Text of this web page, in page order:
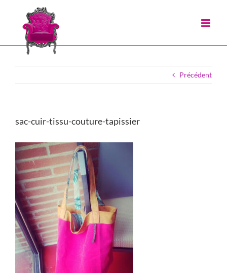
contenu
Précédent
sac-cuir-tissu-couture-tapissier